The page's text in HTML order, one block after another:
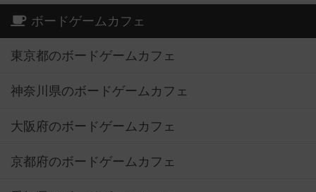
ボードゲームカフェ
東京都のボードゲームカフェ
神奈川県のボードゲームカフェ
大阪府のボードゲームカフェ
京都府のボードゲームカフェ